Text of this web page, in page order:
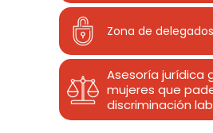
Zona de delegados
Asesoría jurídica
mujeres que
discriminación